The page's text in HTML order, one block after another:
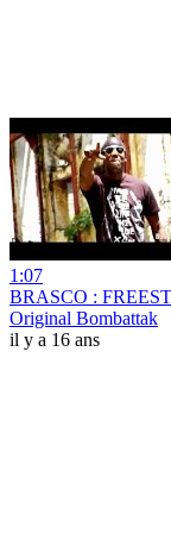
1:07
BRASCO :
Original Bombattak
il y a 16 ans